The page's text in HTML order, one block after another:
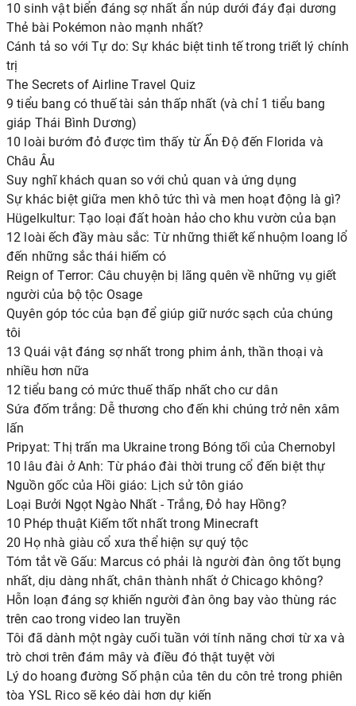
10 sinh vật biển đáng sợ nhất ẩn núp dưới đáy đại dương
Thẻ bài Pokémon nào mạnh nhất?
Cánh tả so với Tự do: Sự khác biệt tinh tế trong triết lý chính
trị
The Secrets of Airline Travel Quiz
9 tiểu bang có thuế tài sản thấp nhất (và chỉ 1 tiểu bang
giáp Thái Bình Dương)
10 loài bướm đỏ được tìm thấy từ Ấn Độ đến Florida và
Châu Âu
Suy nghĩ khách quan so với chủ quan và ứng dụng
Sự khác biệt giữa men khô tức thì và men hoạt động là gì?
Hügelkultur: Tạo loại đất hoàn hảo cho khu vườn của bạn
12 loài ếch đầy màu sắc: Từ những thiết kế nhuộm loang lổ
đến những sắc thái hiếm có
Reign of Terror: Câu chuyện bị lãng quên về những vụ giết
người của bộ tộc Osage
Quyên góp tóc của bạn để giúp giữ nước sạch của chúng
tôi
13 Quái vật đáng sợ nhất trong phim ảnh, thần thoại và
nhiều hơn nữa
12 tiểu bang có mức thuế thấp nhất cho cư dân
Sứa đốm trắng: Dễ thương cho đến khi chúng trở nên xâm
lấn
Pripyat: Thị trấn ma Ukraine trong Bóng tối của Chernobyl
10 lâu đài ở Anh: Từ pháo đài thời trung cổ đến biệt thự
Nguồn gốc của Hồi giáo: Lịch sử tôn giáo
Loại Bưởi Ngọt Ngào Nhất - Trắng, Đỏ hay Hồng?
10 Phép thuật Kiếm tốt nhất trong Minecraft
20 Họ nhà giàu cổ xưa thể hiện sự quý tộc
Tóm tắt về Gấu: Marcus có phải là người đàn ông tốt bụng
nhất, dịu dàng nhất, chân thành nhất ở Chicago không?
Hỗn loạn đáng sợ khiến người đàn ông bay vào thùng rác
trên cao trong video lan truyền
Tôi đã dành một ngày cuối tuần với tính năng chơi từ xa và
trò chơi trên đám mây và điều đó thật tuyệt vời
Lý do hoang đường Số phận của tên du côn trẻ trong phiên
tòa YSL Rico sẽ kéo dài hơn dự kiến